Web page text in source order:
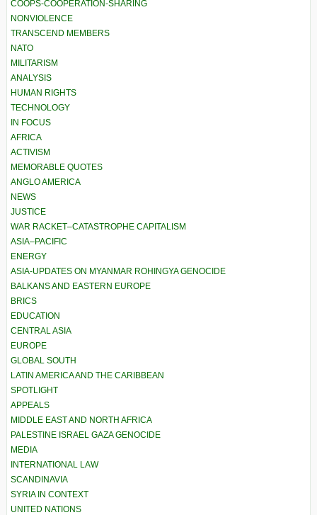
COOPS-COOPERATION-SHARING
NONVIOLENCE
TRANSCEND MEMBERS
NATO
MILITARISM
ANALYSIS
HUMAN RIGHTS
TECHNOLOGY
IN FOCUS
AFRICA
ACTIVISM
MEMORABLE QUOTES
ANGLO AMERICA
NEWS
JUSTICE
WAR RACKET–CATASTROPHE CAPITALISM
ASIA–PACIFIC
ENERGY
ASIA-UPDATES ON MYANMAR ROHINGYA GENOCIDE
BALKANS AND EASTERN EUROPE
BRICS
EDUCATION
CENTRAL ASIA
EUROPE
GLOBAL SOUTH
LATIN AMERICA AND THE CARIBBEAN
SPOTLIGHT
APPEALS
MIDDLE EAST AND NORTH AFRICA
PALESTINE ISRAEL GAZA GENOCIDE
MEDIA
INTERNATIONAL LAW
SCANDINAVIA
SYRIA IN CONTEXT
UNITED NATIONS